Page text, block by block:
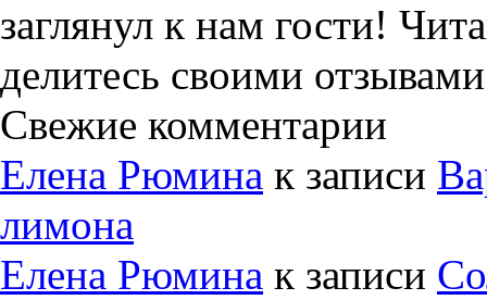
заглянул к нам гости!
делитесь своими
Свежие комментарии
Елена Рюмина к записи
лимона
Елена Рюмина к записи